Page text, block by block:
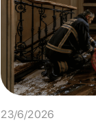
23/6/2026